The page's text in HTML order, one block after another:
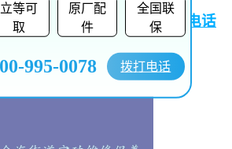
园路街道播威维修保养服务电话
最新）
立等可
取
原厂配
件
全国联
保
995-0078 拨打电话